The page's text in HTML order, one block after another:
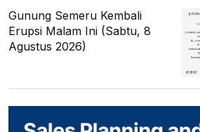
Gunung Semeru Kembali
Erupsi Malam Ini (Sabtu, 8
Agustus 2026)